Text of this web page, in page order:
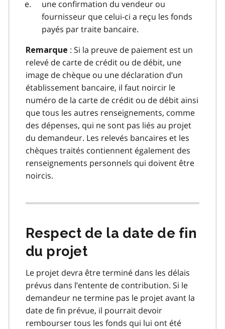
une confirmation du vendeur ou
fournisseur que celui-ci a reçu les fonds
payés par traite bancaire.
Remarque : Si la preuve de paiement est un
relevé de carte de crédit ou de débit, une
image de chèque ou une déclaration d’un
établissement bancaire, il faut noircir le
numéro de la carte de crédit ou de débit ainsi
que tous les autres renseignements, comme
des dépenses, qui ne sont pas liés au projet
du demandeur. Les relevés bancaires et les
chèques traités contiennent également des
renseignements personnels qui doivent être
noircis.
Respect de la date de fin
du projet
Le projet devra être terminé dans les délais
prévus dans l’entente de contribution. Si le
demandeur ne termine pas le projet avant la
date de fin prévue, il pourrait devoir
rembourser tous les fonds qui lui ont été